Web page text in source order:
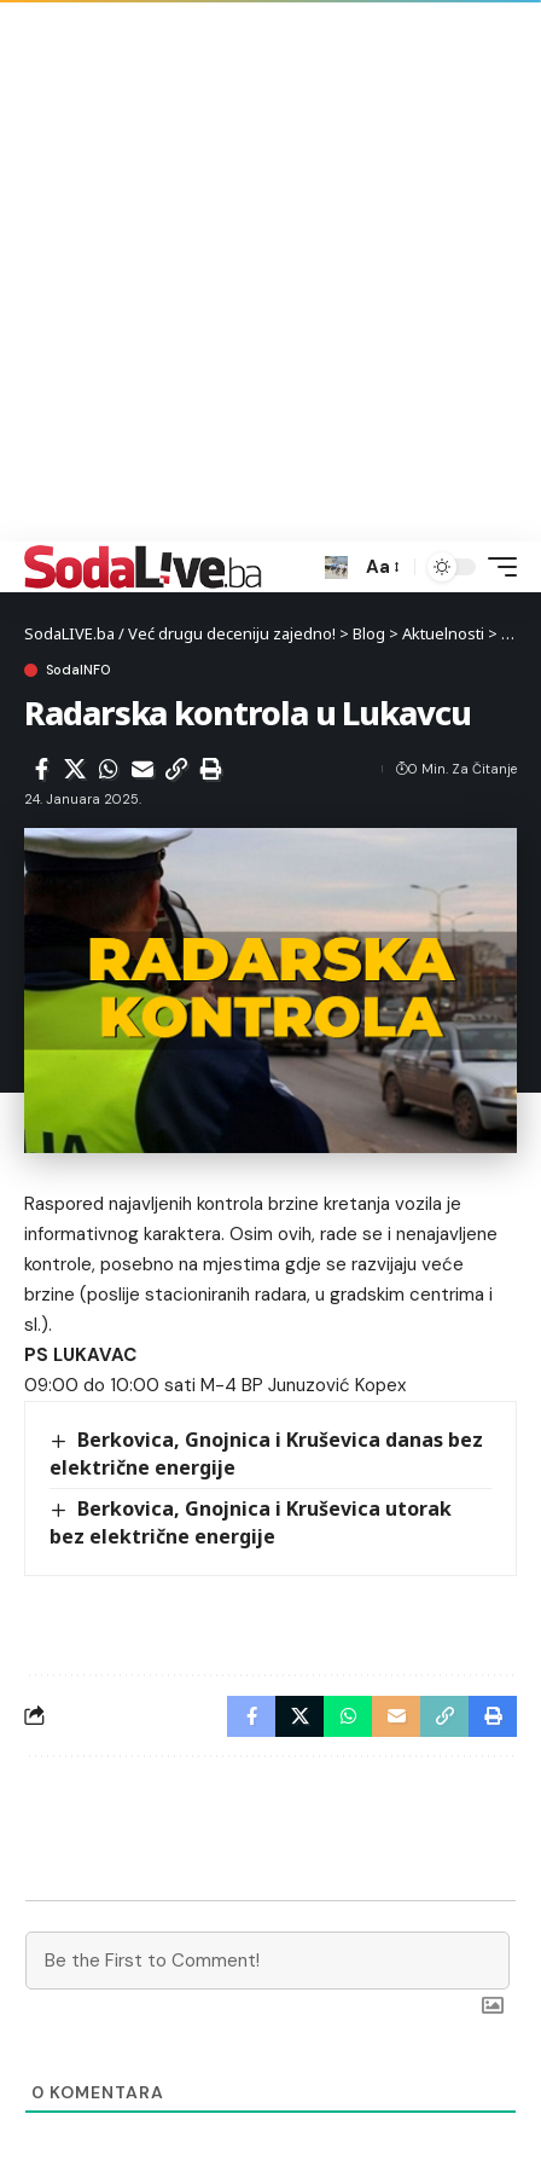
Aa
SodaLIVE.ba / Već drugu deceniju zajedno! > Blog > Aktuelnosti >
SodaINFO
Radarska kontrola u Lukavcu
24. Januara 2025.
0 Min. Za Čitanje
Raspored najavljenih kontrola brzine kretanja vozila je
informativnog karaktera. Osim ovih, rade se i nenajavljene
kontrole, posebno na mjestima gdje se razvijaju veće
brzine (poslije stacioniranih radara, u gradskim centrima i
sl.).
PS LUKAVAC
09:00 do 10:00 sati M-4 BP Junuzović Kopex
Berkovica, Gnojnica i Kruševica danas bez
električne energije
Berkovica, Gnojnica i Kruševica utorak
bez električne energije
0 KOMENTARA